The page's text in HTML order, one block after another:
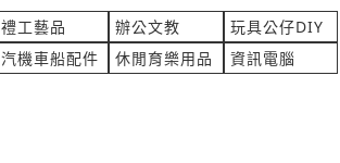
來自:加OO網OO有OO司 詢價
時間:08/05 15:17
立即報價
***e.chang@icp-si.com
禮工藝品 辦公文教
玩具公仔DIY
汽機車船配件 休閒育樂用品
資訊電腦